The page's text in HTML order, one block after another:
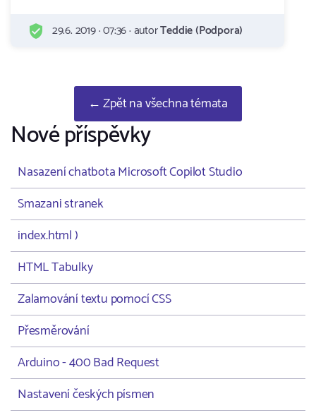
29.6. 2019 · 07:36 · autorTeddie (Podpora)
← Zpět na všechna témata
Nové příspěvky
Nasazení chatbota Microsoft Copilot Studio
Smazani stranek
index.html )
HTML Tabulky
Zalamování textu pomocí CSS
Přesměrování
Arduino - 400 Bad Request
Nastavení českých písmen